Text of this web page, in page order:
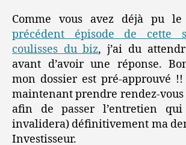
Comme vous avez déjà pu
précédent épisode de cette
coulisses du biz, j’ai du
avant d’avoir une réponse.
mon dossier est pré-approuvé
maintenant prendre rendez-vous
afin de passer l’entretien
invalidera) définitivement ma
Investisseur.